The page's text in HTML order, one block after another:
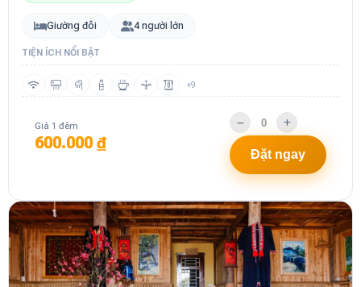
Giường đôi 4 người lớn
TIỆN ÍCH NỔI BẬT
+9
Giá 1 đêm
600.000 ₫
Đặt ngay